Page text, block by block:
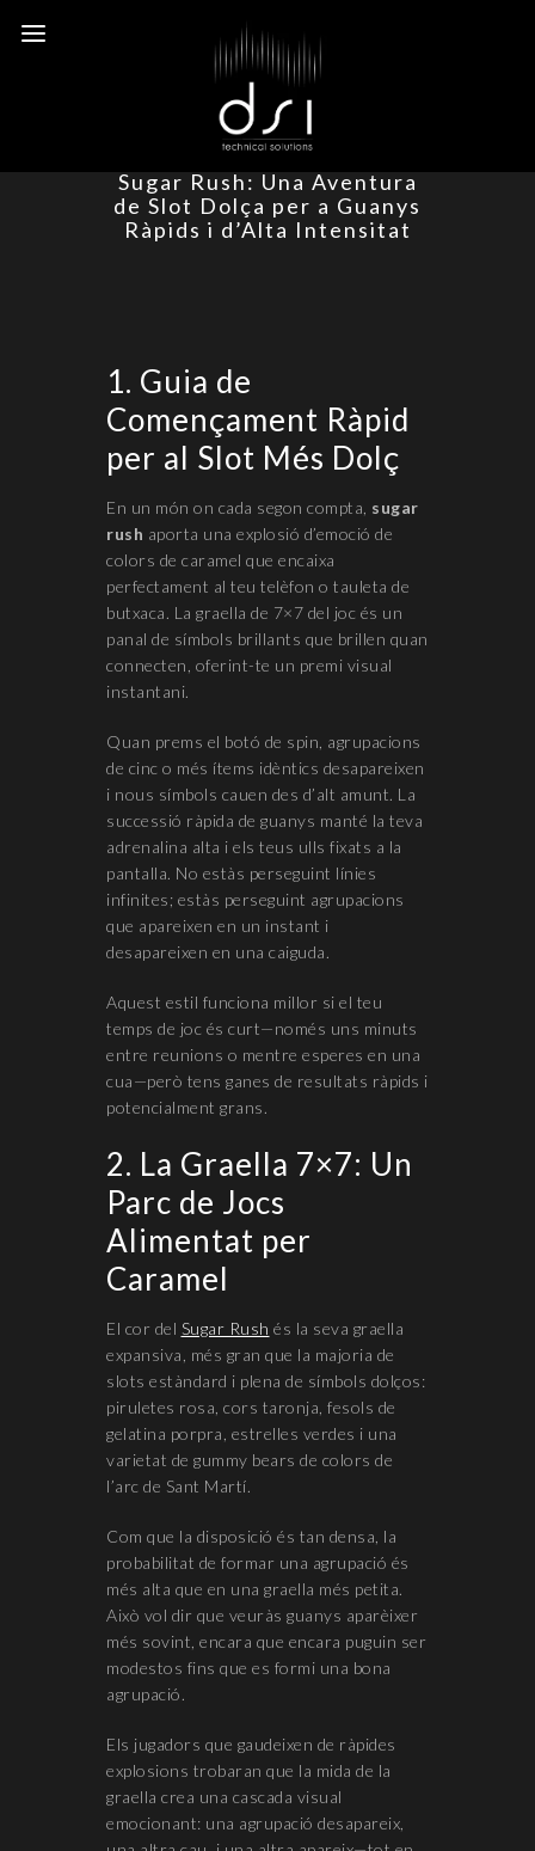
Sugar Rush: Una Aventura
de Slot Dolça per a Guanys
Ràpids i d’Alta Intensitat
1. Guia de
Començament Ràpid
per al Slot Més Dolç
En un món on cada segon compta, sugar
rush aporta una explosió d’emoció de
colors de caramel que encaixa
perfectament al teu telèfon o tauleta de
butxaca. La graella de 7×7 del joc és un
panal de símbols brillants que brillen quan
connecten, oferint-te un premi visual
instantani.
Quan prems el botó de spin, agrupacions
de cinc o més ítems idèntics desapareixen
i nous símbols cauen des d’alt amunt. La
successió ràpida de guanys manté la teva
adrenalina alta i els teus ulls fixats a la
pantalla. No estàs perseguint línies
infinites; estàs perseguint agrupacions
que apareixen en un instant i
desapareixen en una caiguda.
Aquest estil funciona millor si el teu
temps de joc és curt—només uns minuts
entre reunions o mentre esperes en una
cua—però tens ganes de resultats ràpids i
potencialment grans.
2. La Graella 7×7: Un
Parc de Jocs
Alimentat per
Caramel
El cor del Sugar Rush és la seva graella
expansiva, més gran que la majoria de
slots estàndard i plena de símbols dolços:
piruletes rosa, cors taronja, fesols de
gelatina porpra, estrelles verdes i una
varietat de gummy bears de colors de
l’arc de Sant Martí.
Com que la disposició és tan densa, la
probabilitat de formar una agrupació és
més alta que en una graella més petita.
Això vol dir que veuràs guanys aparèixer
més sovint, encara que encara puguin ser
modestos fins que es formi una bona
agrupació.
Els jugadors que gaudeixen de ràpides
explosions trobaran que la mida de la
graella crea una cascada visual
emocionant: una agrupació desapareix,